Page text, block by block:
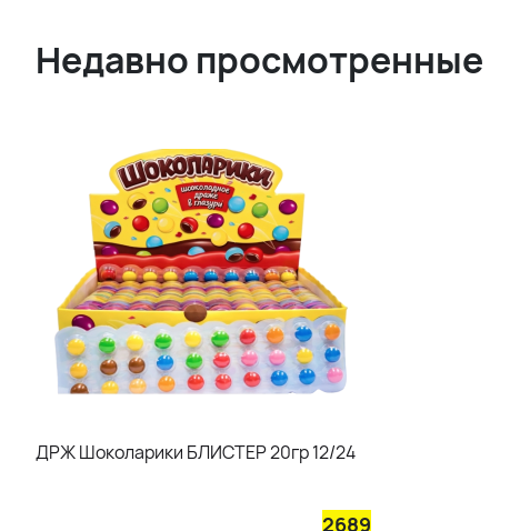
Недавно просмотренные
ДРЖ Шоколарики БЛИСТЕР 20гр 12/24
2689